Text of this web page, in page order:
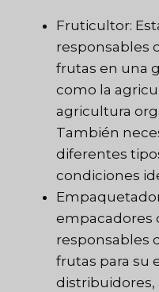
Fruticultor:
responsables
frutas en una
como la
agricultura
También
diferentes
condiciones
empacadores
responsables
frutas para su
distribuidores,